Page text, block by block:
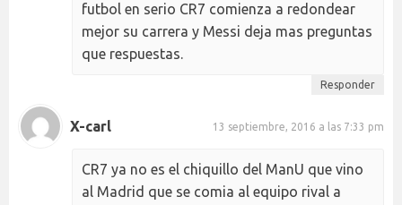
futbol en serio CR7 comienza a redondear
mejor su carrera y Messi deja mas preguntas
que respuestas.
Responder
X-carl 13 septiembre, 2016 a las 7:33 pm
CR7 ya no es el chiquillo del ManU que vino
al Madrid que se comia al equipo rival a